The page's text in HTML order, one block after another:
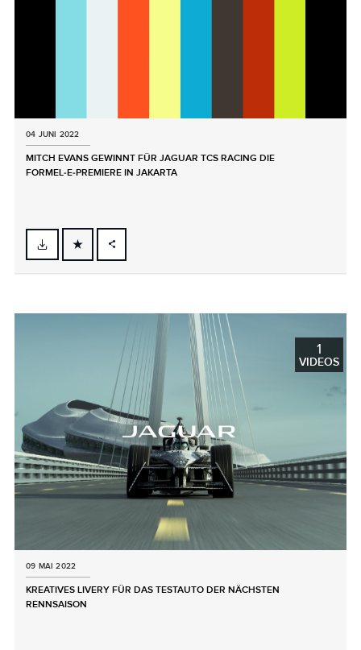
04 JUNI 2022
MITCH EVANS GEWINNT FÜR JAGUAR TCS RACING DIE
FORMEL‑E‑PREMIERE IN JAKARTA
FACEBOOK
LINKEDIN
1
VIDEOS
09 MAI 2022
KREATIVES LIVERY FÜR DAS TESTAUTO DER NÄCHSTEN
RENNSAISON